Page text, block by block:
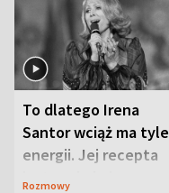
To dlatego Irena
Santor wciąż ma tyle
energii. Jej recepta
jest zaskakująco
Rozmowy